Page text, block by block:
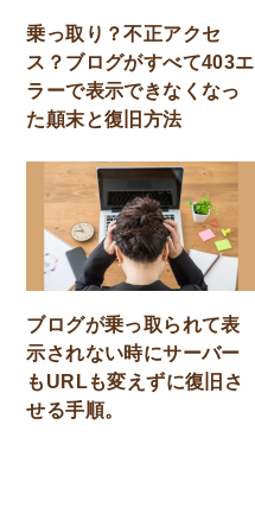
乗っ取り？不正アクセ
ス？ブログがすべて403エ
ラーで表示できなくなっ
た顛末と復旧方法
ブログが乗っ取られて表
示されない時にサーバー
もURLも変えずに復旧さ
せる手順。